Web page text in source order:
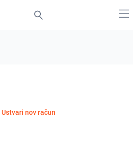
Ustvari nov račun